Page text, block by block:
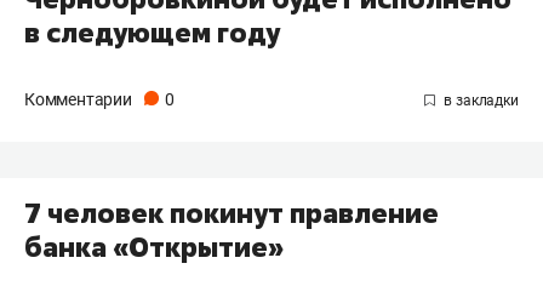
в следующем году
Комментарии 0
7 человек покинут правление
банка «Открытие»